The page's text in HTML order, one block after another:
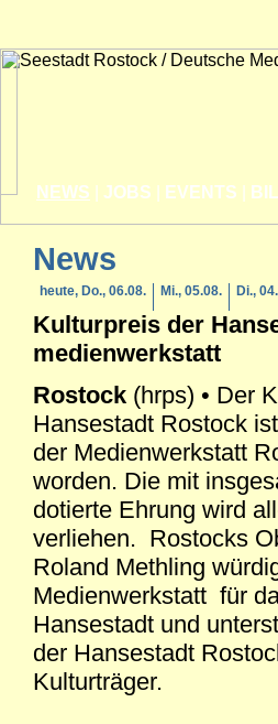
NEWS JOBS EVENTS
News
heute, Do., 06.08. Mi., 05.08. Di.,
Kulturpreis der
medienwerkstatt
Rostock (hrps) • Der
Hansestadt Rostock
der Medienwerkstatt
worden. Die mit
dotierte Ehrung wird
verliehen. Rostocks
Roland Methling
Medienwerkstatt für
Hansestadt und
der Hansestadt
Kulturträger.